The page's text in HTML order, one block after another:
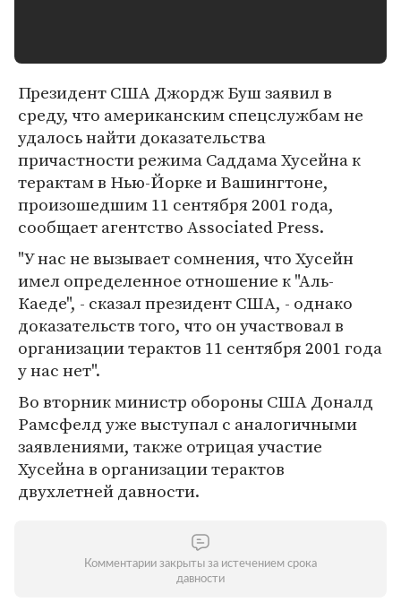
Президент США Джордж Буш заявил в
среду, что американским спецслужбам не
удалось найти доказательства
причастности режима Саддама Хусейна к
терактам в Нью-Йорке и Вашингтоне,
произошедшим 11 сентября 2001 года,
сообщает агентство Associated Press.
"У нас не вызывает сомнения, что Хусейн
имел определенное отношение к "Аль-
Каеде", - сказал президент США, - однако
доказательств того, что он участвовал в
организации терактов 11 сентября 2001 года
у нас нет".
Во вторник министр обороны США Доналд
Рамсфелд уже выступал с аналогичными
заявлениями, также отрицая участие
Хусейна в организации терактов
двухлетней давности.
Комментарии закрыты за истечением срока
давности